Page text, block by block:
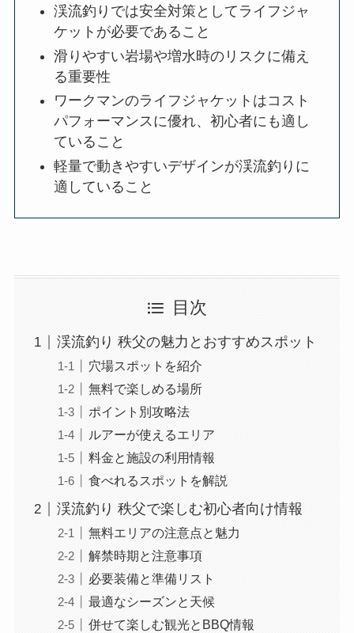
渓流釣りでは安全対策としてライフジャ
ケットが必要であること
滑りやすい岩場や増水時のリスクに備え
る重要性
ワークマンのライフジャケットはコスト
パフォーマンスに優れ、初心者にも適し
ていること
軽量で動きやすいデザインが渓流釣りに
適していること
目次
渓流釣り 秩父の魅力とおすすめスポット
穴場スポットを紹介
無料で楽しめる場所
ポイント別攻略法
ルアーが使えるエリア
料金と施設の利用情報
食べれるスポットを解説
渓流釣り 秩父で楽しむ初心者向け情報
無料エリアの注意点と魅力
解禁時期と注意事項
必要装備と準備リスト
最適なシーズンと天候
併せて楽しむ観光とBBQ情報